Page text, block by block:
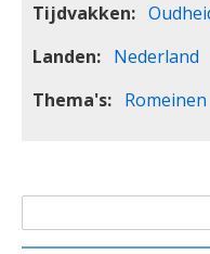
Tijdvakken
Landen
Nederland
Thema's
Romeinen